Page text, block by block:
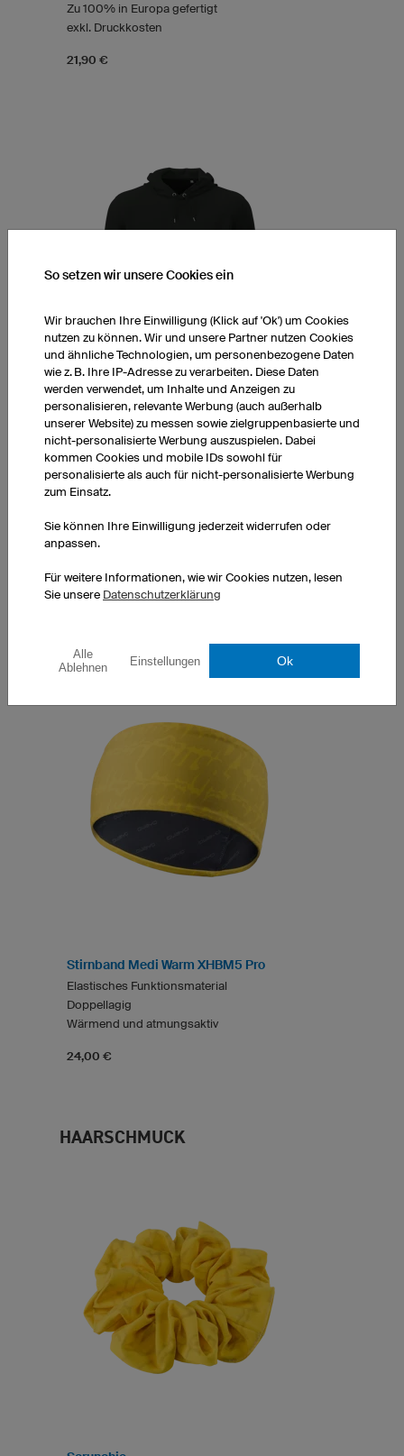
Zu 100% in Europa gefertigt
exkl. Druckkosten
21,90 €
Hoodie Prime
Doppelt gelegte Kapuze
Passform für Damen und Herren
exkl. Druckkosten
1 Stück: 26,90 € pro Stück
10 Stück: 22,90 € pro Stück
STIRNBÄNDER
Stirnband Medi Warm XHBM5 Pro
Elastisches Funktionsmaterial
Doppellagig
Wärmend und atmungsaktiv
24,00 €
HAARSCHMUCK
So setzen wir unsere Cookies ein
Wir brauchen Ihre Einwilligung (Klick auf 'Ok') um Cookies
nutzen zu können. Wir und unsere Partner nutzen Cookies
und ähnliche Technologien, um personenbezogene Daten
wie z. B. Ihre IP-Adresse zu verarbeiten. Diese Daten
werden verwendet, um Inhalte und Anzeigen zu
personalisieren, relevante Werbung (auch außerhalb
unserer Website) zu messen sowie zielgruppenbasierte und
nicht-personalisierte Werbung auszuspielen. Dabei
kommen Cookies und mobile IDs sowohl für
personalisierte als auch für nicht-personalisierte Werbung
zum Einsatz.
Sie können Ihre Einwilligung jederzeit widerrufen oder
anpassen.
Für weitere Informationen, wie wir Cookies nutzen, lesen
Sie unsere Datenschutzerklärung
Alle
Ablehnen
Einstellungen Ok